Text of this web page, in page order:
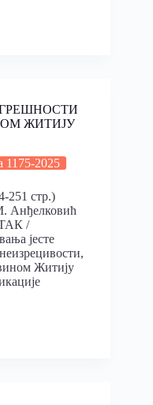
ЖИТИJУ
1175-2025
251 стр.)
Анђелковић
/
јесте
Житију